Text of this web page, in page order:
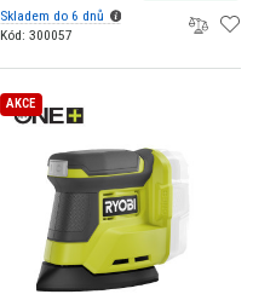
Skladem do 6 dnů
Kód: 300057
AKCE